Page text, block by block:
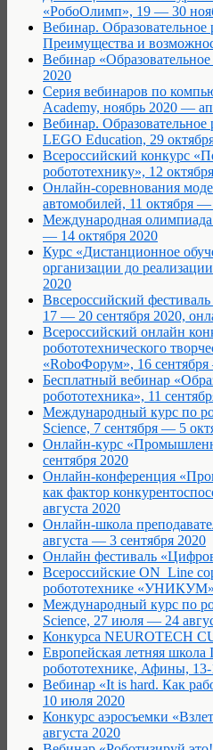
«РобоОлимп», 19 — 30
Вебинар.
Преимущества и
Вебинар
2020
Серия вебинаров по
Academy, ноябрь 2020 —
Вебинар.
LEGO Education, 29
Всероссийский конкурс
робототехнику», 12
Онлайн-соревнования
автомобилей, 11 октября —
Международная
— 14 октября 2020
Курс «Дистанционное
организации до
2020
Ввсероссийский
17 — 20 сентября 2020,
Всероссийский онлайн
робототехнического
«RoboФорум», 16
Бесплатный вебинар
робототехника», 11
Международный курс по
Science, 7 сентября — 5
Онлайн-курс
сентября 2020
Онлайн-конференция
как фактор
августа 2020
Онлайн-школа
августа — 3 сентября 2020
Онлайн фестиваль
Всероссийские ON_Line
робототехнике
Международный курс по
Science, 27 июля — 24
Конкурса NEUROTECH
Европейская летняя школа
робототехнике, Афины,
Вебинар «It is hard. Как
10 июля 2020
Конкурс аэросъемки
августа 2020